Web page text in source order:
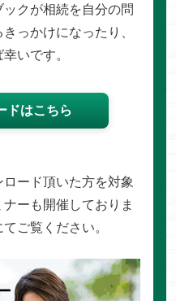
クが相続を自分の問
っかけになったり、
いです。
ドはこちら
ード頂いた方を対象
ーも開催しておりま
ご覧ください。